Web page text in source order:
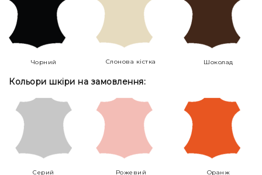
Чорний Слонова кістка Шоколад
Кольори шкіри на замовлення:
Серий Рожевий Оранж